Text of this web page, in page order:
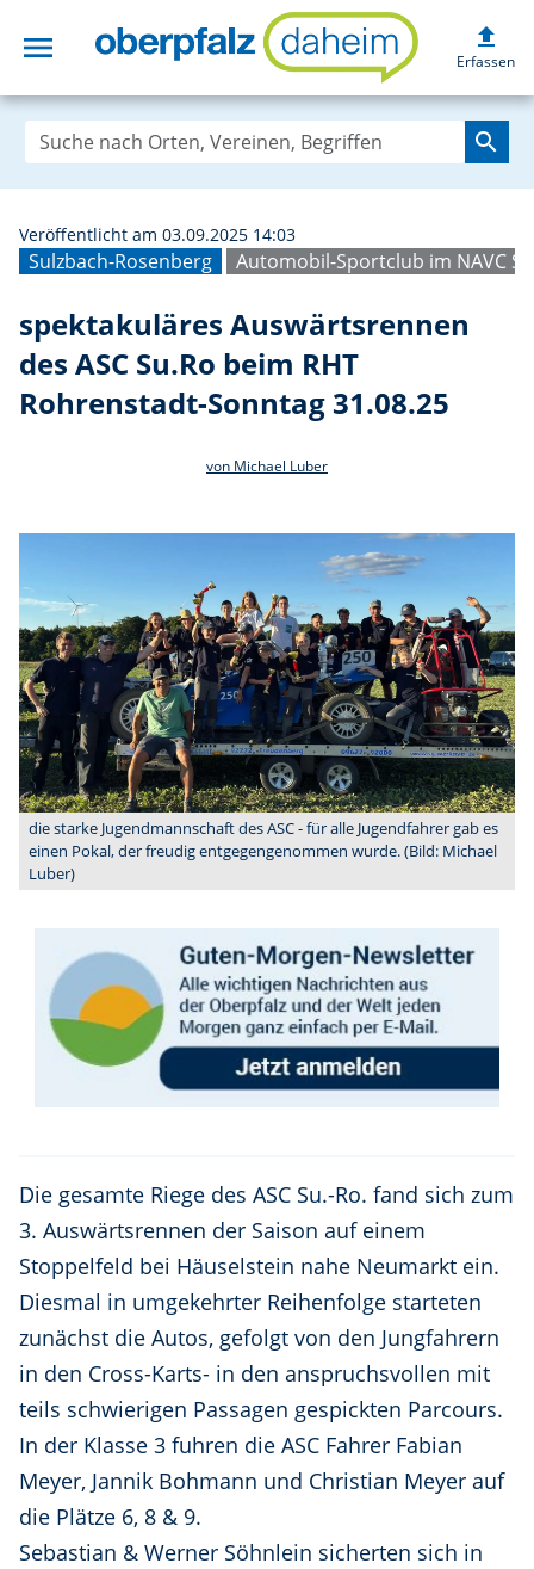
menu spektakuläres
upload
Erfassen
search
Sulzbach-Rosenberg Automobil-Sportclub im NAVC
Veröffentlicht am 03.09.2025 14:03
spektakuläres Auswärtsrennen
des ASC Su.Ro beim RHT
Rohrenstadt-Sonntag 31.08.25
von Michael Luber
die starke Jugendmannschaft des ASC - für alle Jugendfahrer gab es
einen Pokal, der freudig entgegengenommen wurde. (Bild: Michael
Luber)
Die gesamte Riege des ASC Su.-Ro. fand sich zum
3. Auswärtsrennen der Saison auf einem
Stoppelfeld bei Häuselstein nahe Neumarkt ein.
Diesmal in umgekehrter Reihenfolge starteten
zunächst die Autos, gefolgt von den Jungfahrern
in den Cross-Karts- in den anspruchsvollen mit
teils schwierigen Passagen gespickten Parcours.
In der Klasse 3 fuhren die ASC Fahrer Fabian
Meyer, Jannik Bohmann und Christian Meyer auf
die Plätze 6, 8 & 9.
Sebastian & Werner Söhnlein sicherten sich in